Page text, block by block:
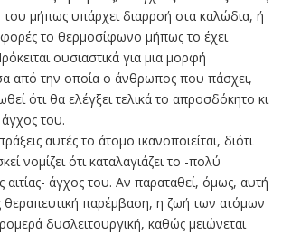
του μήπως υπάρχει διαρροή στα καλώδια, ή
φορές το θερμοσίφωνο μήπως το έχει
ουσιαστικά για μια μορφή
από την οποία ο άνθρωπος που πάσχει,
ότι θα ελέγξει τελικά το απροσδόκητο κι
άγχος του.
αυτές το άτομο ικανοποιείται, διότι
νομίζει ότι καταλαγιάζει το -πολύ
αιτίας- άγχος του. Αν παραταθεί, όμως, αυτή
θεραπευτική παρέμβαση, η ζωή των ατόμων
δυσλειτουργική, καθώς μειώνεται